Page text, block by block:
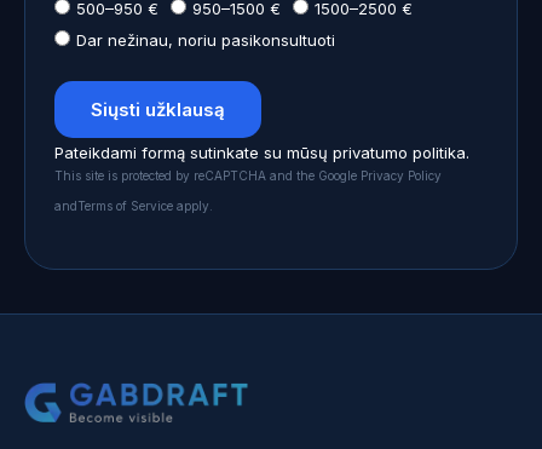
500–950 € 950–1500 €
1500–2500 €
Dar nežinau, noriu pasikonsultuoti
Siųsti užklausą
Pateikdami formą sutinkate su mūsų privatumo politika.
This site is protected by reCAPTCHA and the Google Privacy Policy
andTerms of Service apply.